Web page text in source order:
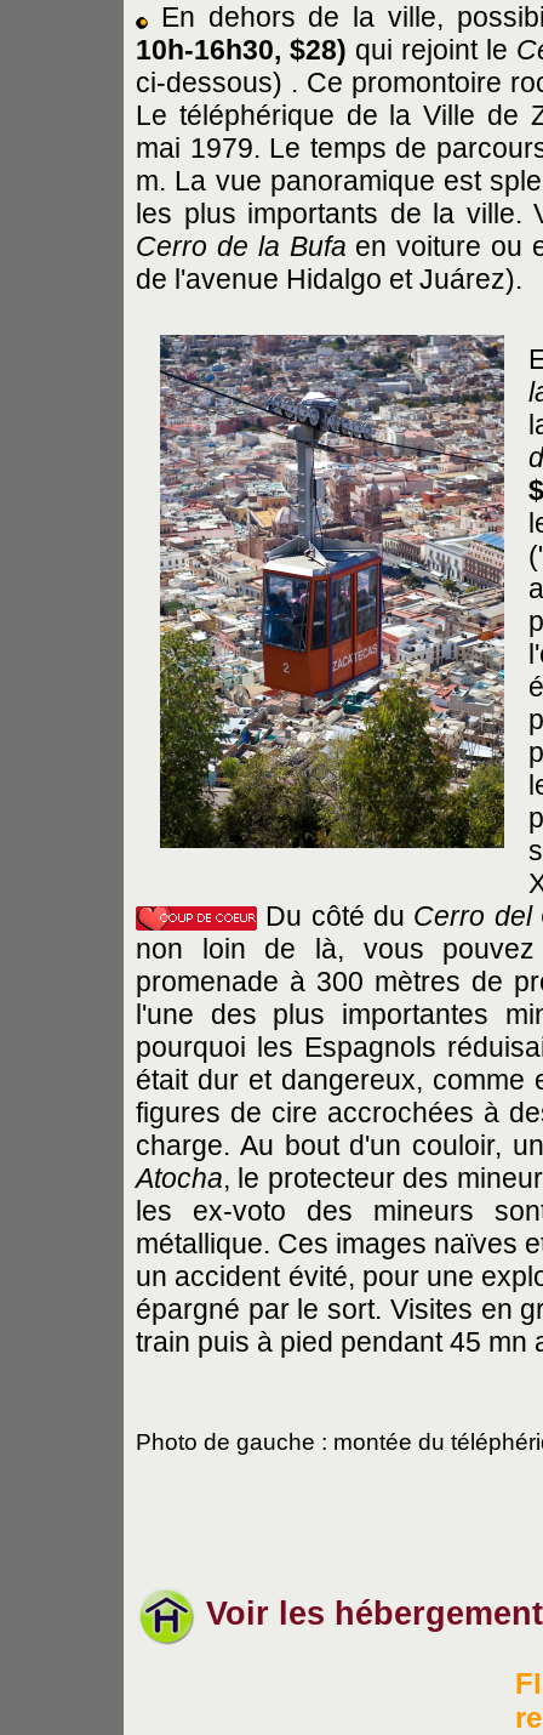
En dehors de la ville,
10h-16h30, $28) qui rejoint le
ci-dessous) . Ce promontoire
Le téléphérique de la Ville de
mai 1979. Le temps de
m. La vue panoramique est
les plus importants de la ville.
Cerro de la Bufa en voiture ou
de l'avenue Hidalgo et Juárez).
Du côté du Cerro del
non loin de là, vous
promenade à 300 mètres de
l'une des plus importantes
pourquoi les Espagnols
était dur et dangereux, comme
figures de cire accrochées à
charge. Au bout d'un couloir,
Atocha, le protecteur des
les ex-voto des mineurs
métallique. Ces images naïves
un accident évité, pour une
épargné par le sort. Visites en
train puis à pied pendant 45 mn
Photo de gauche : montée du
Voir les